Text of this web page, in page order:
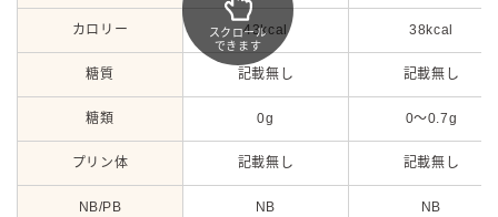
カロリー 43kcal 38kcal
糖質 記載無し 記載無し
糖類 0g 0～0.7g
プリン体 記載無し 記載無し
NB/PB NB NB
スクロール
できます